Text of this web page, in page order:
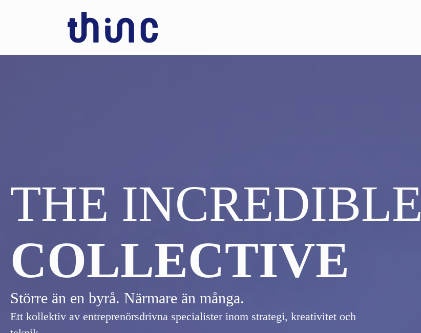
THE INCREDIBLE
COLLECTIVE
Större än en byrå. Närmare än många.
Ett kollektiv av entreprenörsdrivna specialister inom strategi, kreativitet och